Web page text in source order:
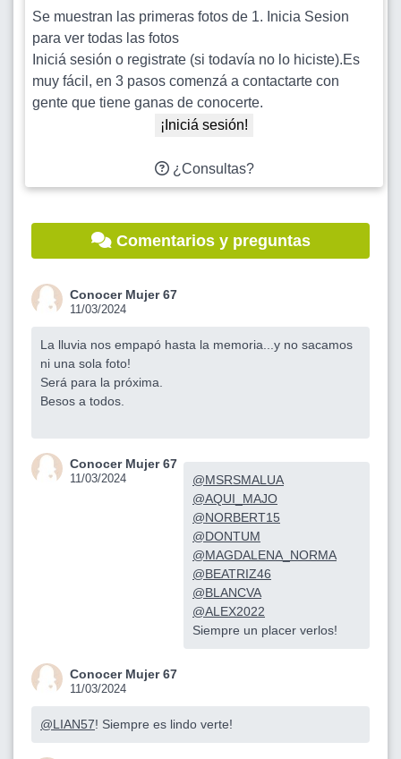
Se muestran las primeras fotos de 1. Inicia Sesion
para ver todas las fotos
Iniciá sesión o registrate (si todavía no lo hiciste).Es
muy fácil, en 3 pasos comenzá a contactarte con
gente que tiene ganas de conocerte.
¡Iniciá sesión!
¿Consultas?
Comentarios y preguntas
Conocer Mujer 67
11/03/2024
La lluvia nos empapó hasta la memoria...y no sacamos
ni una sola foto!
Será para la próxima.
Besos a todos.
Conocer Mujer 67
11/03/2024
@MSRSMALUA
@AQUI_MAJO
@NORBERT15
@DONTUM
@MAGDALENA_NORMA
@BEATRIZ46
@BLANCVA
@ALEX2022
Siempre un placer verlos!
Conocer Mujer 67
11/03/2024
@LIAN57! Siempre es lindo verte!